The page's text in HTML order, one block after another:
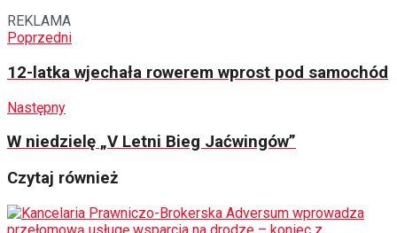
REKLAMA
Poprzedni
12-latka wjechała rowerem wprost pod samochód
Następny
W niedzielę „V Letni Bieg Jaćwingów”
Czytaj również